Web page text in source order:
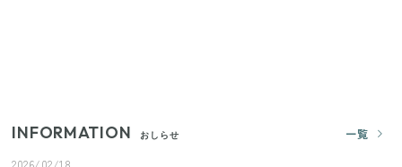
INFORMATION おしらせ
一覧